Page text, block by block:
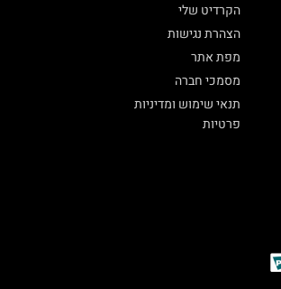
הקרדיט שלי
הצהרת נגישות
מפת אתר
מסמכי חברה
תנאי שימוש ומדיניות
פרטיות